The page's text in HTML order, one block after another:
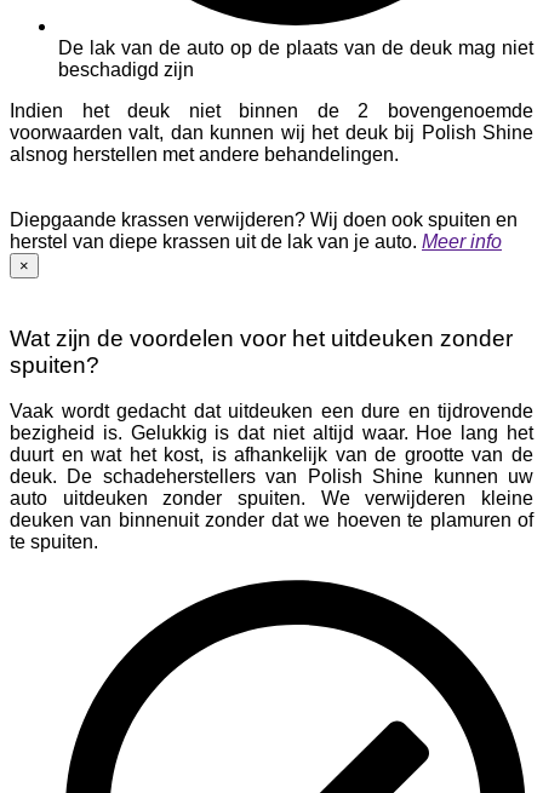
De lak van de auto op de plaats van de deuk mag niet
beschadigd zijn
Indien het deuk niet binnen de 2 bovengenoemde
voorwaarden valt, dan kunnen wij het deuk bij Polish Shine
alsnog herstellen met andere behandelingen.
Diepgaande krassen verwijderen? Wij doen ook spuiten en
herstel van diepe krassen uit de lak van je auto. Meer info
×
Wat zijn de voordelen voor het uitdeuken zonder
spuiten?
Vaak wordt gedacht dat uitdeuken een dure en tijdrovende
bezigheid is. Gelukkig is dat niet altijd waar. Hoe lang het
duurt en wat het kost, is afhankelijk van de grootte van de
deuk. De schadeherstellers van Polish Shine kunnen uw
auto uitdeuken zonder spuiten. We verwijderen kleine
deuken van binnenuit zonder dat we hoeven te plamuren of
te spuiten.